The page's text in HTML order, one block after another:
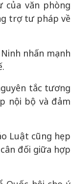
của văn phòng
trợ tư pháp về
nhấn mạnh
tắc tương
nội bộ và đảm
Luật cũng hẹp
đối giữa hợp